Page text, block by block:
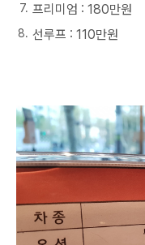
프리미엄 : 180만원
선루프 : 110만원